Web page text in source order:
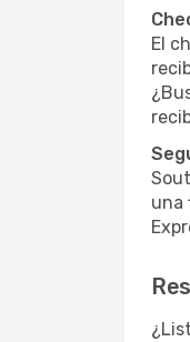
El
una